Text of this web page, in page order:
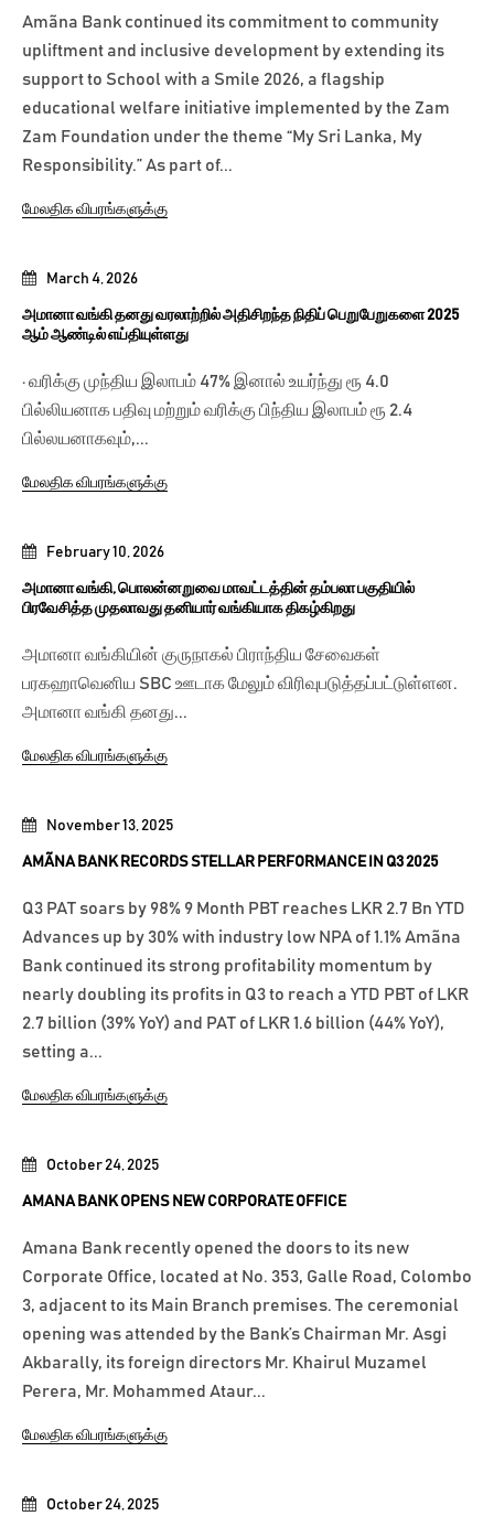
October 24, 2025
October 24, 2025
AMANA BANK OPENS NEW CORPORATE OFFICE
Amana Bank recently opened the doors to its new
Corporate Office, located at No. 353, Galle Road, Colombo
3, adjacent to its Main Branch premises. The ceremonial
opening was attended by the Bank’s Chairman Mr. Asgi
Akbarally, its foreign directors Mr. Khairul Muzamel
Perera, Mr. Mohammed Ataur...
மேலதிக விபரங்களுக்கு
November 13, 2025
AMÃNA BANK RECORDS STELLAR PERFORMANCE IN Q3 2025
Q3 PAT soars by 98% 9 Month PBT reaches LKR 2.7 Bn YTD
Advances up by 30% with industry low NPA of 1.1% Amãna
Bank continued its strong profitability momentum by
nearly doubling its profits in Q3 to reach a YTD PBT of LKR
2.7 billion (39% YoY) and PAT of LKR 1.6 billion (44% YoY),
setting a...
மேலதிக விபரங்களுக்கு
February 10, 2026
அமானா வங்கி, பொலன்னறுவை மாவட்டத்தின் தம்பலா பகுதியில்
பிரவேசித்த முதலாவது தனியார் வங்கியாக திகழ்கிறது
அமானா வங்கியின் குருநாகல் பிராந்திய சேவைகள்
பரகஹாவெனிய SBC ஊடாக மேலும் விரிவுபடுத்தப்பட்டுள்ளன.
அமானா வங்கி தனது...
மேலதிக விபரங்களுக்கு
March 4, 2026
அமானா வங்கி தனது வரலாற்றில் அதிசிறந்த நிதிப் பெறுபேறுகளை 2025
ஆம் ஆண்டில் எய்தியுள்ளது
· வரிக்கு முந்திய இலாபம் 47% இனால் உயர்ந்து ரூ 4.0
பில்லியனாக பதிவு மற்றும் வரிக்கு பிந்திய இலாபம் ரூ 2.4
பில்லயனாகவும்,...
மேலதிக விபரங்களுக்கு
Amãna Bank continued its commitment to community
upliftment and inclusive development by extending its
support to School with a Smile 2026, a flagship
educational welfare initiative implemented by the Zam
Zam Foundation under the theme “My Sri Lanka, My
Responsibility.” As part of...
மேலதிக விபரங்களுக்கு